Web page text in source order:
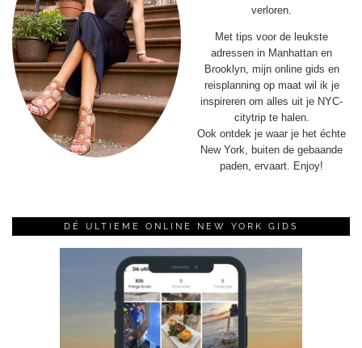
verloren.
Met tips voor de leukste
adressen in Manhattan en
Brooklyn, mijn online gids en
reisplanning op maat wil ik je
inspireren om alles uit je NYC-
citytrip te halen.
Ook ontdek je waar je het échte
New York, buiten de gebaande
paden, ervaart. Enjoy!
DÉ ULTIEME ONLINE NEW YORK GIDS